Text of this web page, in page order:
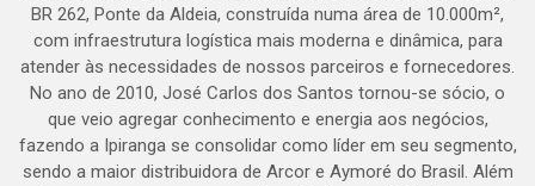
BR 262, Ponte da Aldeia, construída numa área de 10.000m²,
com infraestrutura logística mais moderna e dinâmica, para
atender às necessidades de nossos parceiros e fornecedores.
No ano de 2010, José Carlos dos Santos tornou-se sócio, o
que veio agregar conhecimento e energia aos negócios,
fazendo a Ipiranga se consolidar como líder em seu segmento,
sendo a maior distribuidora de Arcor e Aymoré do Brasil. Além